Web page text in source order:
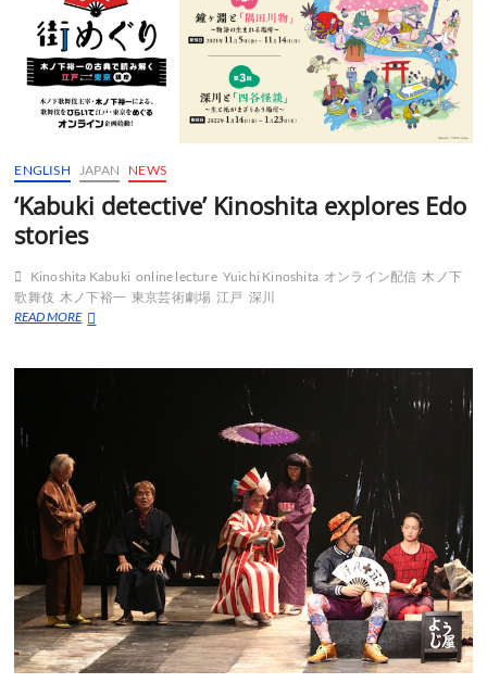
triumph
ENGLISH JAPAN NEWS
‘Kabuki detective’ Kinoshita explores Edo
stories
Kinoshita Kabuki online lecture Yuichi Kinoshita オンライン配信 木ノ下
歌舞伎 木ノ下裕一 東京芸術劇場 江戸 深川
READ MORE‘Kabuki